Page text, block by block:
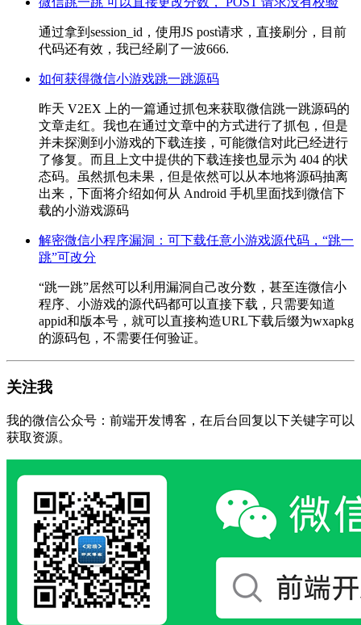
通过拿到session_id，使用JS post请求，直接刷分，目前
代码还有效，我已经刷了一波666.
如何获得微信小游戏跳一跳源码
昨天 V2EX 上的一篇通过抓包来获取微信跳一跳源码的
文章走红。我也在通过文章中的方式进行了抓包，但是
并未探测到小游戏的下载连接，可能微信对此已经进行
了修复。而且上文中提供的下载连接也显示为 404 的状
态码。虽然抓包未果，但是依然可以从本地将源码抽离
出来，下面将介绍如何从 Android 手机里面找到微信下
载的小游戏源码
解密微信小程序漏洞：可下载任意小游戏源代码，“跳一
跳”可改分
“跳一跳”居然可以利用漏洞自己改分数，甚至连微信小
程序、小游戏的源代码都可以直接下载，只需要知道
appid和版本号，就可以直接构造URL下载后缀为wxapkg
的源码包，不需要任何验证。
关注我
我的微信公众号：前端开发博客，在后台回复以下关键字可以
获取资源。